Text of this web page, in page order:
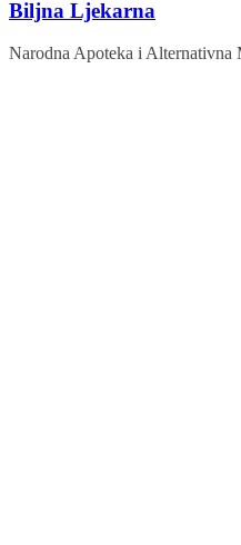
Biljna Ljekarna
Narodna Apoteka i